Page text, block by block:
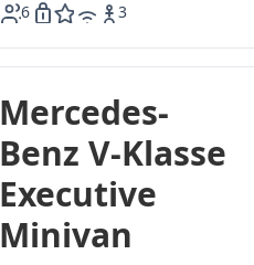
66 icon-amg
icon-wifi
3
Mercedes-
Benz V-Klasse
Executive
Minivan